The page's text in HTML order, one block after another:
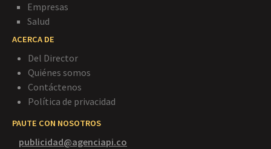
Empresas
Salud
ACERCA DE
Del Director
Quiénes somos
Contáctenos
Política de privacidad
PAUTE CON NOSOTROS
publicidad@agenciapi.co